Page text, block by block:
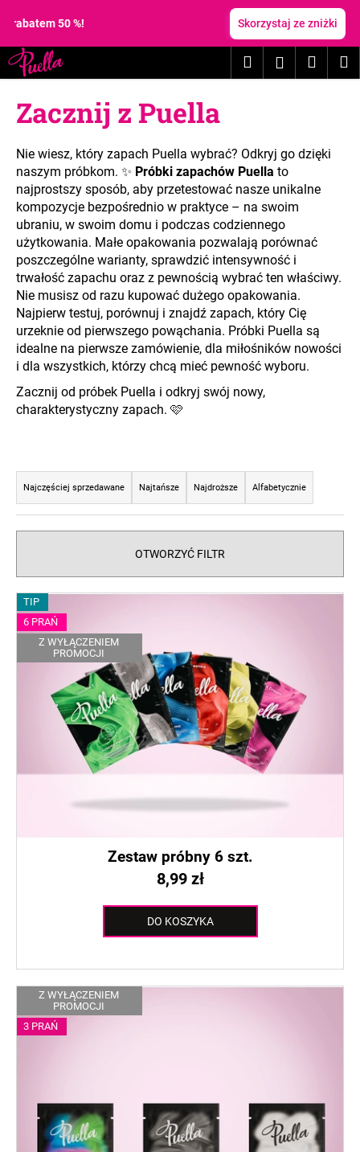
50 %! Skorzystaj ze zniżki
SzukajZaloguj
Zacznij z Puella
Nie wiesz, który zapach Puella wybrać? Odkryj go dzięki
naszym próbkom. ✨ Próbki zapachów Puella to
najprostszy sposób, aby przetestować nasze unikalne
kompozycje bezpośrednio w praktyce – na swoim
ubraniu, w swoim domu i podczas codziennego
użytkowania. Małe opakowania pozwalają porównać
poszczególne warianty, sprawdzić intensywność i
trwałość zapachu oraz z pewnością wybrać ten właściwy.
Nie musisz od razu kupować dużego opakowania.
Najpierw testuj, porównuj i znajdź zapach, który Cię
urzeknie od pierwszego powąchania. Próbki Puella są
idealne na pierwsze zamówienie, dla miłośników nowości
i dla wszystkich, którzy chcą mieć pewność wyboru.
Zacznij od próbek Puella i odkryj swój nowy,
charakterystyczny zapach. 🩷
S
o
r
t
w
a
n
i
e
k
w
Najczęściej sprzedawane Najtańsze Najdroższe Alfabetycznie
OTWORZYĆ FILTR
L
t
d
t
TIP
6 PRAŃ
Z WYŁĄCZENIEM
PROMOCJI
Zestaw próbny 6 szt.
8,99 zł
DO KOSZYKA
Z WYŁĄCZENIEM
PROMOCJI
3 PRAŃ
s
z powrotem
powrotem
C
z
e
g
o
s
z
u
k
a
s
z
?
P
o
l
a
m
y